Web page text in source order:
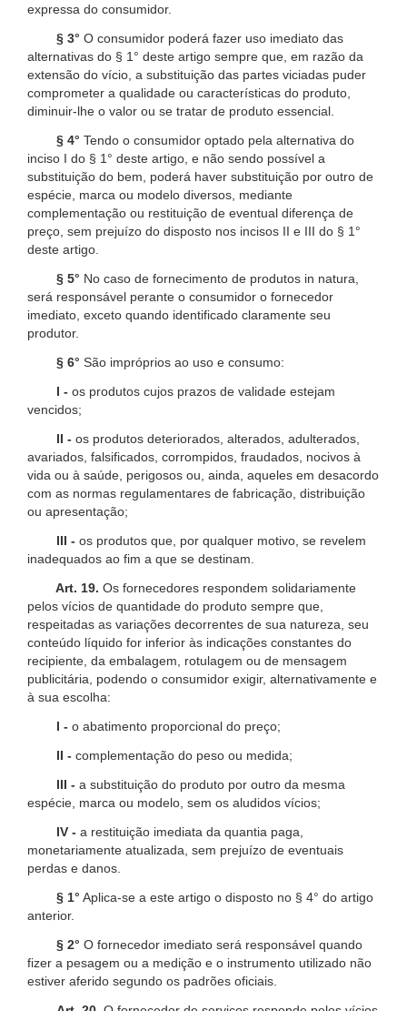
expressa do consumidor.
§ 3° O consumidor poderá fazer uso imediato das
alternativas do § 1° deste artigo sempre que, em razão da
extensão do vício, a substituição das partes viciadas puder
comprometer a qualidade ou características do produto,
diminuir-lhe o valor ou se tratar de produto essencial.
§ 4° Tendo o consumidor optado pela alternativa do
inciso I do § 1° deste artigo, e não sendo possível a
substituição do bem, poderá haver substituição por outro de
espécie, marca ou modelo diversos, mediante
complementação ou restituição de eventual diferença de
preço, sem prejuízo do disposto nos incisos II e III do § 1°
deste artigo.
§ 5° No caso de fornecimento de produtos in natura,
será responsável perante o consumidor o fornecedor
imediato, exceto quando identificado claramente seu
produtor.
§ 6° São impróprios ao uso e consumo:
I - os produtos cujos prazos de validade estejam
vencidos;
II - os produtos deteriorados, alterados, adulterados,
avariados, falsificados, corrompidos, fraudados, nocivos à
vida ou à saúde, perigosos ou, ainda, aqueles em desacordo
com as normas regulamentares de fabricação, distribuição
ou apresentação;
III - os produtos que, por qualquer motivo, se revelem
inadequados ao fim a que se destinam.
Art. 19. Os fornecedores respondem solidariamente
pelos vícios de quantidade do produto sempre que,
respeitadas as variações decorrentes de sua natureza, seu
conteúdo líquido for inferior às indicações constantes do
recipiente, da embalagem, rotulagem ou de mensagem
publicitária, podendo o consumidor exigir, alternativamente e
à sua escolha:
I - o abatimento proporcional do preço;
II - complementação do peso ou medida;
III - a substituição do produto por outro da mesma
espécie, marca ou modelo, sem os aludidos vícios;
IV - a restituição imediata da quantia paga,
monetariamente atualizada, sem prejuízo de eventuais
perdas e danos.
§ 1° Aplica-se a este artigo o disposto no § 4° do artigo
anterior.
§ 2° O fornecedor imediato será responsável quando
fizer a pesagem ou a medição e o instrumento utilizado não
estiver aferido segundo os padrões oficiais.